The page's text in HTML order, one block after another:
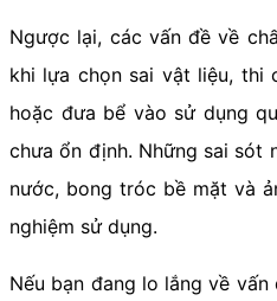
Ngược lại, các vấn đề về
khi lựa chọn sai vật liệu, thi
hoặc đưa bể vào sử dụng
chưa ổn định. Những sai sót
nước, bong tróc bề mặt và
nghiệm sử dụng.
Nếu bạn đang lo lắng về vấn